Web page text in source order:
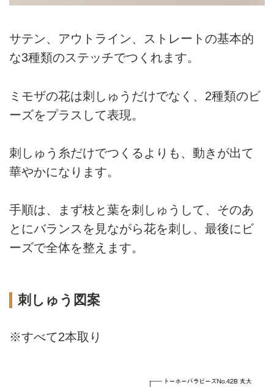
サテン、アウトライン、ストレートの基本的
な3種類のステッチでつくれます。
ミモザの花は刺しゅうだけでなく、2種類のビ
ーズをプラスして表現。
刺しゅう糸だけでつくるよりも、動きが出て
華やかになります。
手順は、まず枝と葉を刺しゅうして、そのあ
とにバランスを見ながら花を刺し、最後にビ
ーズで全体を整えます。
刺しゅう図案
※すべて2本取り